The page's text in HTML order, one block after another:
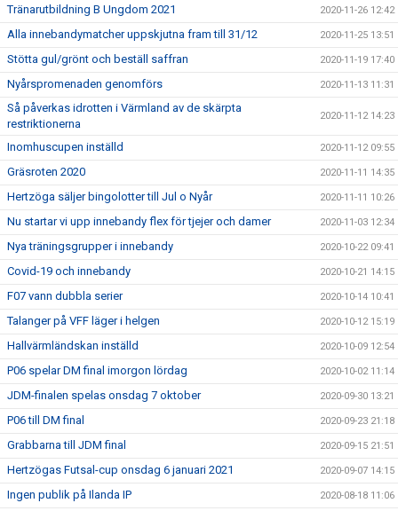
Tränarutbildning B Ungdom 2021 2020-11-26 12:42
Alla innebandymatcher uppskjutna fram till 31/12 2020-11-25 13:51
Stötta gul/grönt och beställ saffran 2020-11-19 17:40
Nyårspromenaden genomförs 2020-11-13 11:31
Så påverkas idrotten i Värmland av de skärpta
restriktionerna
2020-11-12 14:23
Inomhuscupen inställd 2020-11-12 09:55
Gräsroten 2020 2020-11-11 14:35
Hertzöga säljer bingolotter till Jul o Nyår 2020-11-11 10:26
Nu startar vi upp innebandy flex för tjejer och damer 2020-11-03 12:34
Nya träningsgrupper i innebandy 2020-10-22 09:41
Covid-19 och innebandy 2020-10-21 14:15
F07 vann dubbla serier 2020-10-14 10:41
Talanger på VFF läger i helgen 2020-10-12 15:19
Hallvärmländskan inställd 2020-10-09 12:54
P06 spelar DM final imorgon lördag 2020-10-02 11:14
JDM-finalen spelas onsdag 7 oktober 2020-09-30 13:21
P06 till DM final 2020-09-23 21:18
Grabbarna till JDM final 2020-09-15 21:51
Hertzögas Futsal-cup onsdag 6 januari 2021 2020-09-07 14:15
Ingen publik på Ilanda IP 2020-08-18 11:06